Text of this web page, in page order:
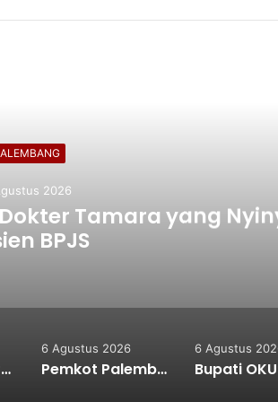
2026
Banyak Sekolah
Adiwiyata
Pemkot Palembang Perkuat Daya Saing UMKM Lewat Seminar Transformasi Digital
6 Agustus 2026
Bupati OKUS Terima Audiensi Kepala Samsat, Perkuat Sinergi Tingkatkan Pendapatan Daerah
5 Agustus